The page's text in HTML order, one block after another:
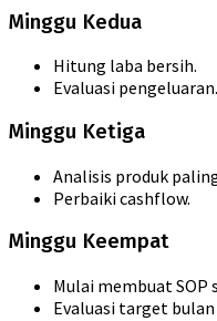
Minggu Kedua
Hitung laba bersih.
Evaluasi pengeluaran.
Minggu Ketiga
Analisis produk
Perbaiki cashflow.
Minggu Keempat
Mulai membuat SOP
Evaluasi target